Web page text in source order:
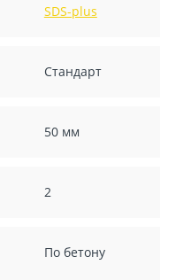
SDS-plus
Стандарт
50 мм
2
По бетону